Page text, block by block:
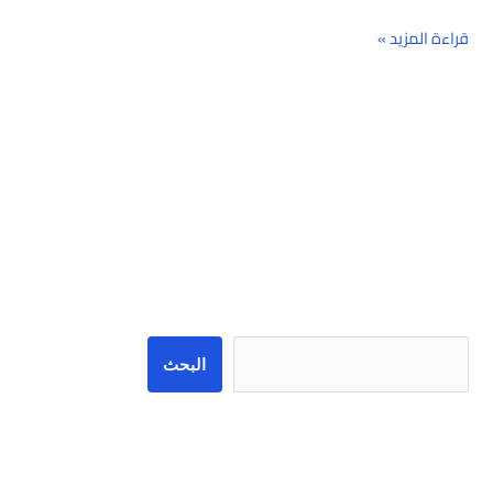
قراءة المزيد »
البحث